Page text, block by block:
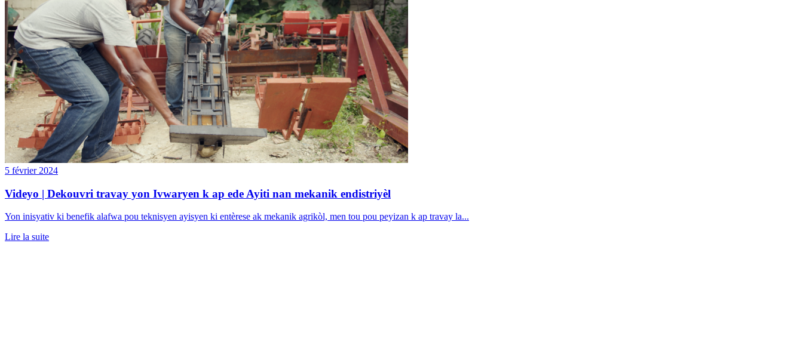
5 février 2024
Videyo | Dekouvri travay yon Ivwaryen k ap ede Ayiti nan mekanik endistriyèl
Yon inisyativ ki benefik alafwa pou teknisyen ayisyen ki entèrese ak mekanik agrikòl, men tou pou peyizan k ap travay la...
Lire la suite